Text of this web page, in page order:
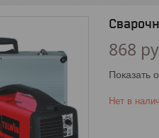
868
Показать
Нет в